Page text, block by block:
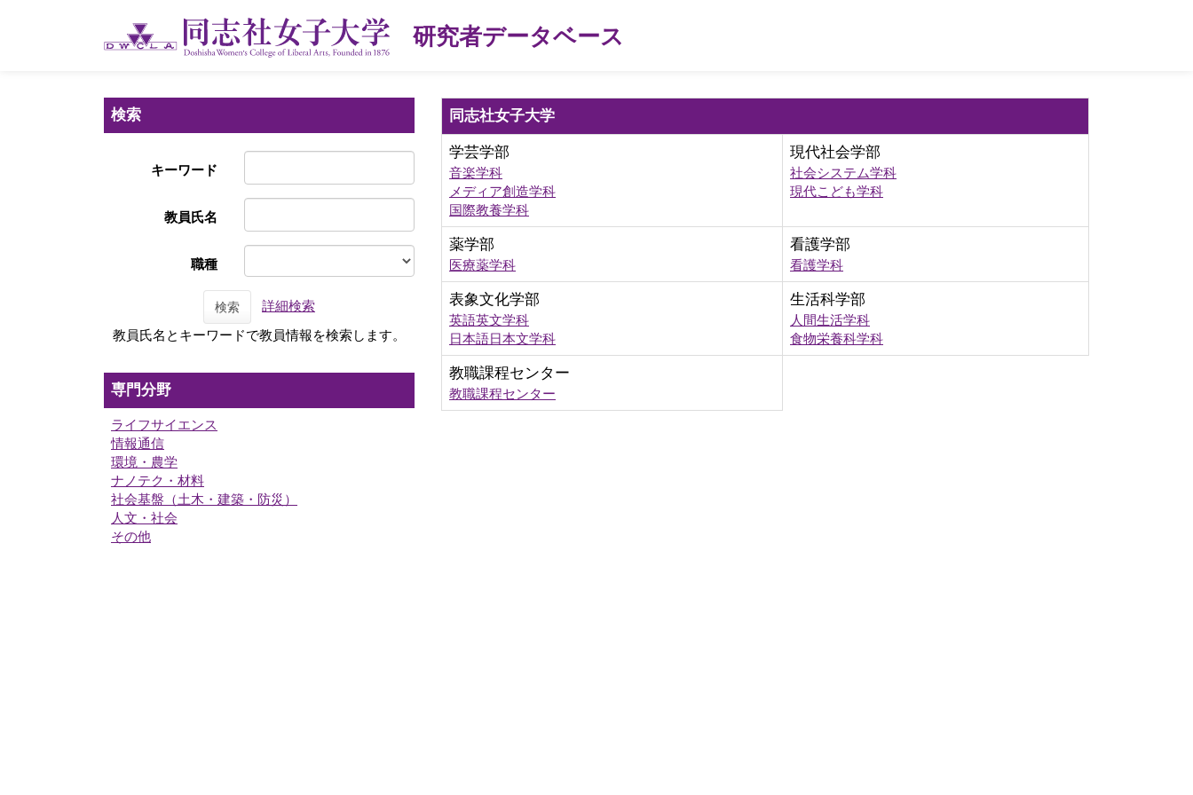
研究者データベース
検索
キーワード
教員氏名
職種
検索
詳細検索
教員氏名とキーワードで教員情報を検索します。
専門分野
ライフサイエンス
情報通信
環境・農学
ナノテク・材料
社会基盤（土木・建築・防災）
人文・社会
その他
同志社女子大学
学芸学部
音楽学科
メディア創造学科
国際教養学科
現代社会学部
社会システム学科
現代こども学科
薬学部
医療薬学科
看護学部
看護学科
表象文化学部
英語英文学科
日本語日本文学科
生活科学部
人間生活学科
食物栄養科学科
教職課程センター
教職課程センター